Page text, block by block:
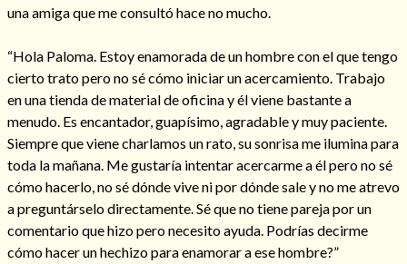
Hechizos de amor
una amiga que me consultó hace no mucho.
“Hola Paloma. Estoy enamorada de un hombre con el que tengo
cierto trato pero no sé cómo iniciar un acercamiento. Trabajo
en una tienda de material de oficina y él viene bastante a
menudo. Es encantador, guapísimo, agradable y muy paciente.
Siempre que viene charlamos un rato, su sonrisa me ilumina para
toda la mañana. Me gustaría intentar acercarme a él pero no sé
cómo hacerlo, no sé dónde vive ni por dónde sale y no me atrevo
a preguntárselo directamente. Sé que no tiene pareja por un
comentario que hizo pero necesito ayuda. Podrías decirme
cómo hacer un hechizo para enamorar a ese hombre?”